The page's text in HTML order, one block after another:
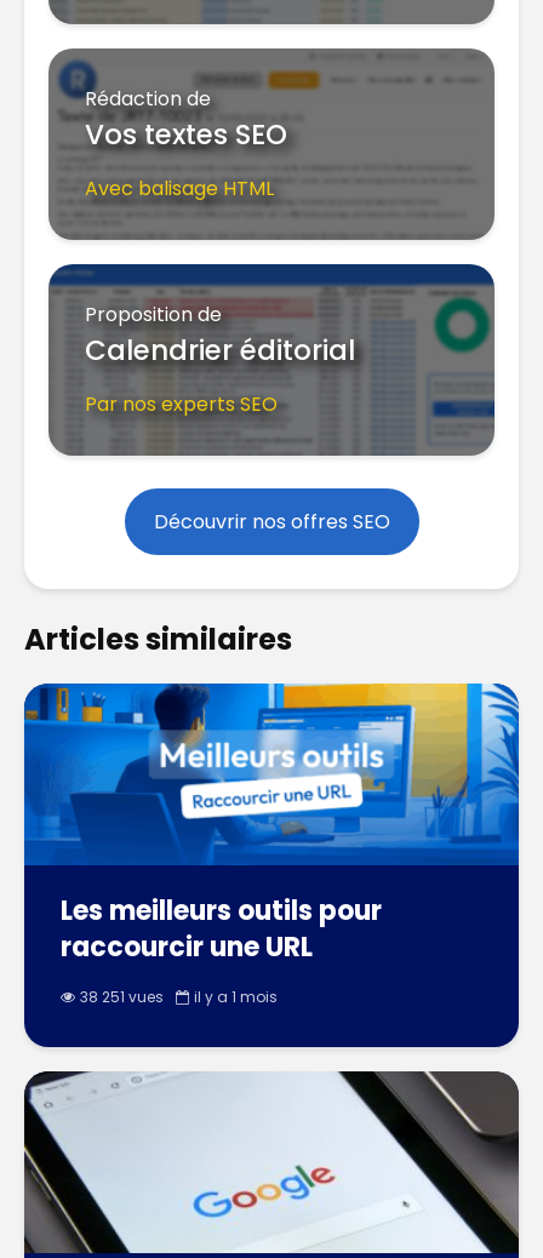
Rédaction de
Vos textes SEO
Avec balisage HTML
Proposition de
Calendrier éditorial
Par nos experts SEO
Découvrir nos offres SEO
Articles similaires
Les meilleurs outils pour
raccourcir une URL
38 251 vues il y a 1 mois